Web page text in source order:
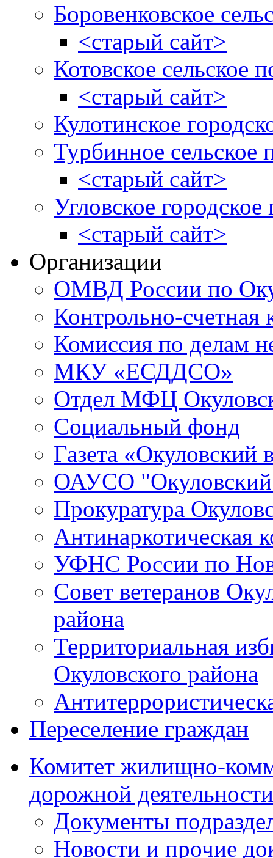
Боровенковское
<старый сайт>
Котовское сельское
<старый сайт>
Кулотинское
Турбинное сельское
<старый сайт>
Угловское городское
<старый сайт>
Организации
ОМВД России по
Контрольно-счетная
Комиссия по делам
МКУ «ЕСДДСО»
Отдел МФЦ
Социальный фонд
Газета «Окуловский
ОАУСО
Прокуратура
Антинаркотическая
УФНС России по
Совет ветеранов
района
Территориальная
Окуловского района
Переселение граждан
Комитет жилищно-
дорожной деятельности
Документы
Новости и прочие